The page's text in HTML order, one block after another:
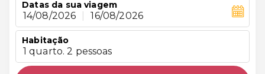
Datas da sua viagem
14/08/2026 16/08/2026
Habitação
1 quarto. 2 pessoas